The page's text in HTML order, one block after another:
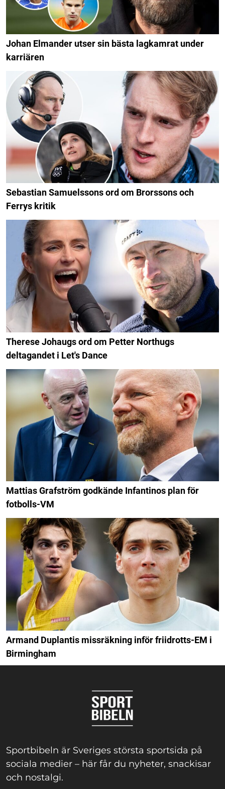
Johan Elmander utser sin bästa lagkamrat under
karriären
Sebastian Samuelssons ord om Brorssons och
Ferrys kritik
Therese Johaugs ord om Petter Northugs
deltagandet i Let's Dance
Mattias Grafström godkände Infantinos plan för
fotbolls-VM
Armand Duplantis missräkning inför friidrotts-EM i
Birmingham
Sportbibeln är Sveriges största sportsida på
sociala medier – här får du nyheter, snackisar
och nostalgi.